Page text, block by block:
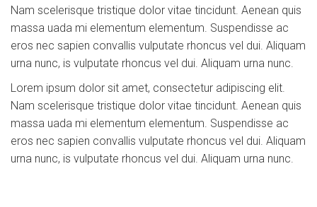
Nam scelerisque tristique dolor vitae tincidunt. Aenean quis
massa uada mi elementum elementum. Suspendisse ac
eros nec sapien convallis vulputate rhoncus vel dui. Aliquam
urna nunc, is vulputate rhoncus vel dui. Aliquam urna nunc.
Lorem ipsum dolor sit amet, consectetur adipiscing elit.
Nam scelerisque tristique dolor vitae tincidunt. Aenean quis
massa uada mi elementum elementum. Suspendisse ac
eros nec sapien convallis vulputate rhoncus vel dui. Aliquam
urna nunc, is vulputate rhoncus vel dui. Aliquam urna nunc.